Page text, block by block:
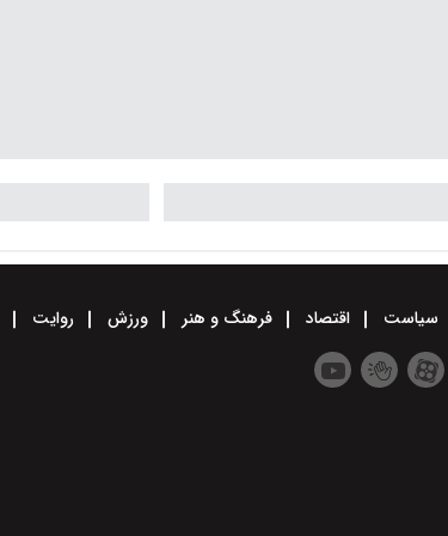
سیاست اقتصاد فرهنگ و هنر ورزش روایت